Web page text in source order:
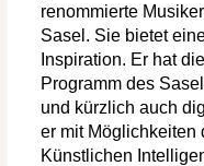
renommierte
Sasel. Sie bietet
Inspiration. Er hat
Programm des
und kürzlich auch
er mit Möglichkeiten
Künstlichen